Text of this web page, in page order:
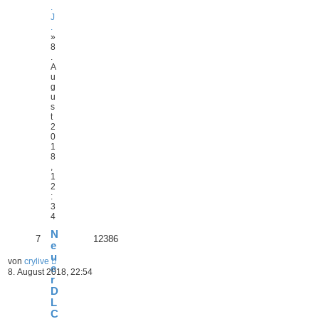
J
»
8
A
u
g
u
s
t
2
0
1
8
1
2
:
3
4
N
e
u
e
r
D
L
C
7 12386
von crylive
8. August 2018, 22:54